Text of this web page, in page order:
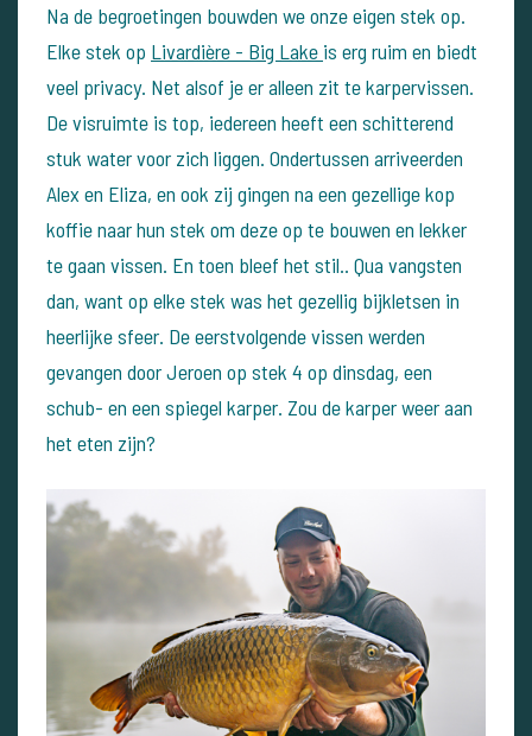
Na de begroetingen bouwden we onze eigen stek op.
Elke stek op Livardière - Big Lake is erg ruim en biedt
veel privacy. Net alsof je er alleen zit te karpervissen.
De visruimte is top, iedereen heeft een schitterend
stuk water voor zich liggen. Ondertussen arriveerden
Alex en Eliza, en ook zij gingen na een gezellige kop
koffie naar hun stek om deze op te bouwen en lekker
te gaan vissen. En toen bleef het stil.. Qua vangsten
dan, want op elke stek was het gezellig bijkletsen in
heerlijke sfeer. De eerstvolgende vissen werden
gevangen door Jeroen op stek 4 op dinsdag, een
schub- en een spiegel karper. Zou de karper weer aan
het eten zijn?